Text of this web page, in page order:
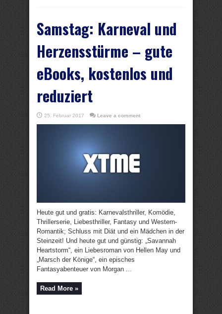
Samstag: Karneval und
Herzensstürme – gute
eBooks, kostenlos und
reduziert
25. Februar 2017 Leave a comment
Heute gut und gratis: Karnevalsthriller, Komödie,
Thrillerserie, Liebesthriller, Fantasy und Western-
Romantik; Schluss mit Diät und ein Mädchen in der
Steinzeit! Und heute gut und günstig: „Savannah
Heartstorm“, ein Liebesroman von Hellen May und
„Marsch der Könige“, ein episches
Fantasyabenteuer von Morgan ...
Read More »